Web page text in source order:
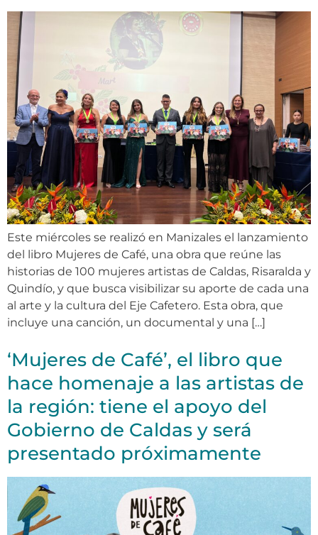
Este miércoles se realizó en Manizales el lanzamiento
del libro Mujeres de Café, una obra que reúne las
historias de 100 mujeres artistas de Caldas, Risaralda y
Quindío, y que busca visibilizar su aporte de cada una
al arte y la cultura del Eje Cafetero. Esta obra, que
incluye una canción, un documental y una […]
‘Mujeres de Café’, el libro que
hace homenaje a las artistas de
la región: tiene el apoyo del
Gobierno de Caldas y será
presentado próximamente